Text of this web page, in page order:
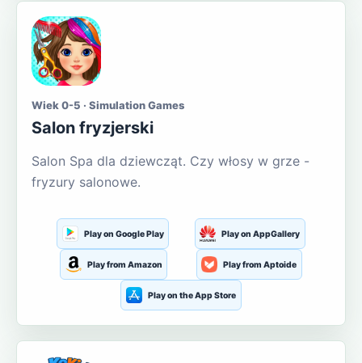
Wiek 0-5 · Simulation Games
Salon fryzjerski
Salon Spa dla dziewcząt. Czy włosy w grze -
fryzury salonowe.
Play on Google Play Play on AppGallery
Play from Amazon Play from Aptoide
Play on the App Store